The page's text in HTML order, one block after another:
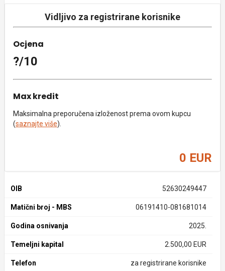
Vidljivo za registrirane korisnike
Ocjena
?/10
Max kredit
Maksimalna preporučena izloženost prema ovom kupcu
(saznajte više).
0 EUR
OIB 52630249447
Matični broj - MBS 06191410-081681014
Godina osnivanja 2025.
Temeljni kapital 2.500,00 EUR
Telefon za registrirane korisnike